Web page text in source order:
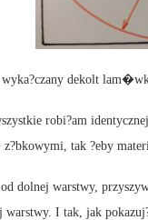
dekolt
robi?am
tak ?eby
dolnej warstwy,
warstwy. I tak, jak